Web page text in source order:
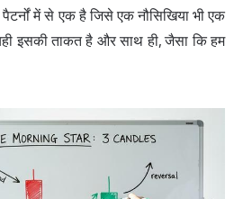
में से एक है जिसे एक नौसिखिया भी एक
इसकी ताकत है और साथ ही, जैसा कि हम